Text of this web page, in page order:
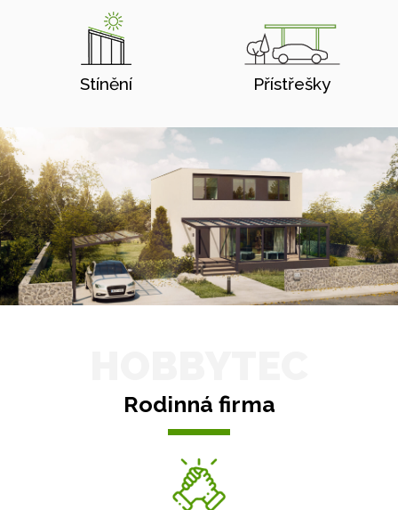
Stínění Přístřešky
Rodinná firma